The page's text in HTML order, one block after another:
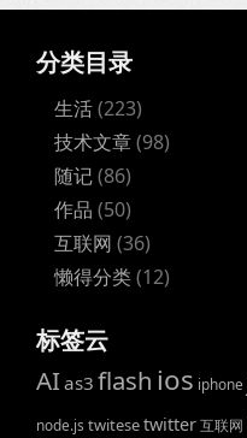
分类目录
生活(223)
技术文章(98)
随记(86)
作品 (50)
互联网 (36)
懒得分类(12)
标签云
AIas3 flash ios iphone
node.js twitesetwitter互联网